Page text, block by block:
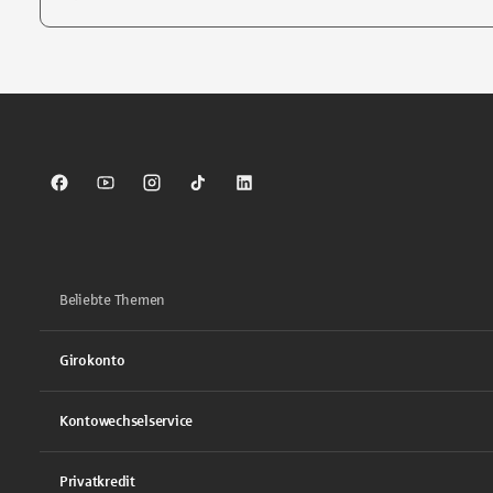
Sparkasse auf Facebook
Sparkasse auf Youtube
Sparkasse auf Instagram
Sparkasse auf TikTok
Sparkasse auf LinkedIn
Beliebte Themen
Girokonto
Kontowechselservice
Privatkredit